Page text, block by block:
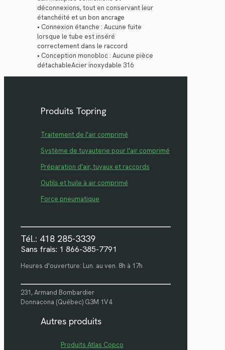
déconnexions, tout en conservant leur
étanchéité et un bon ancrage
• Connexion étanche : Aucune fuite
lorsque le tube est inséré
correctement dans le raccord
• Conception monobloc : Aucune pièce
détachableAcier inoxydable 316
Produits Topring
Traitement de l'air comprimé
Système de tuyauterie pour l'air comprimé
Préparation d'air, tuyaux et raccords
Outils et huile à air comprimé
Force pneumatique
Tél.: 418 285-3339
Sans frais: 1 866-385-7791
Heures d'ouverture: Lun. au ven. 8h à 17h
231, Armand Bombardier
Donnacona (Québec) G3M 1V4
Autres produits
Produits Atlas Copco